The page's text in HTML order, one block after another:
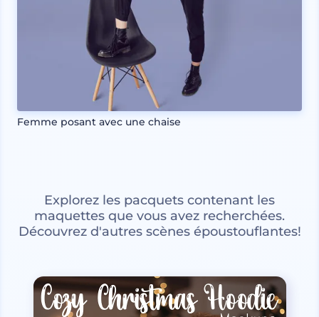
Femme posant avec une chaise
Explorez les pacquets contenant les
maquettes que vous avez recherchées.
Découvrez d'autres scènes époustouflantes!